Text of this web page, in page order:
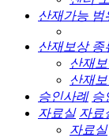
산재가능 범
산재보상 종
산재
산재
승인사례 승
자료실 자료
자료실